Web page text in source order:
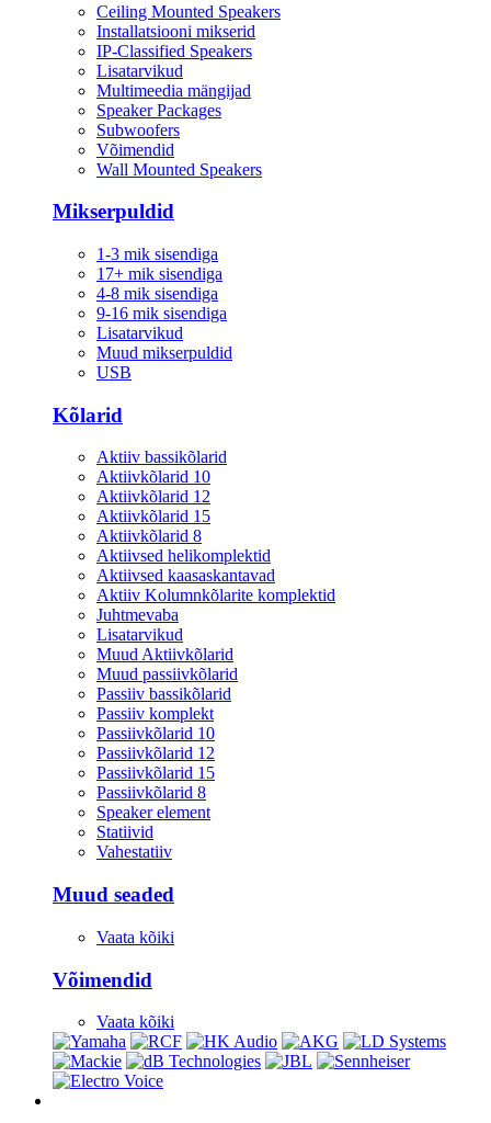
Ceiling Mounted Speakers
Installatsiooni mikserid
IP-Classified Speakers
Lisatarvikud
Multimeedia mängijad
Speaker Packages
Subwoofers
Võimendid
Wall Mounted Speakers
Mikserpuldid
1-3 mik sisendiga
17+ mik sisendiga
4-8 mik sisendiga
9-16 mik sisendiga
Lisatarvikud
Muud mikserpuldid
USB
Kõlarid
Aktiiv bassikõlarid
Aktiivkõlarid 10
Aktiivkõlarid 12
Aktiivkõlarid 15
Aktiivkõlarid 8
Aktiivsed helikomplektid
Aktiivsed kaasaskantavad
Aktiiv Kolumnkõlarite komplektid
Juhtmevaba
Lisatarvikud
Muud Aktiivkõlarid
Muud passiivkõlarid
Passiiv bassikõlarid
Passiiv komplekt
Passiivkõlarid 10
Passiivkõlarid 12
Passiivkõlarid 15
Passiivkõlarid 8
Speaker element
Statiivid
Vahestatiiv
Muud seaded
Vaata kõiki
Võimendid
Vaata kõiki